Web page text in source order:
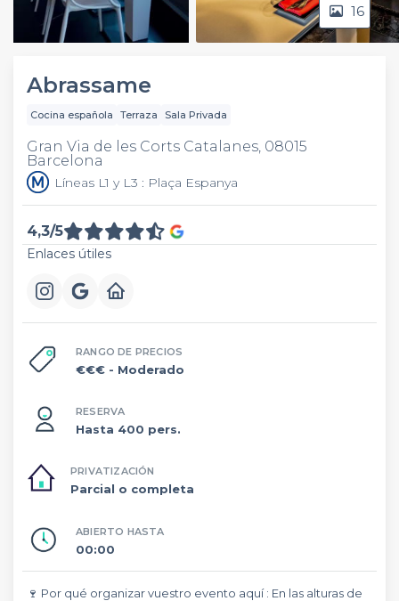
Video
16
Abrassame
Cocina española Terraza Sala Privada
Gran Via de les Corts Catalanes, 08015
Barcelona
Líneas L1 y L3 : Plaça Espanya
4,3/5
Enlaces útiles
RANGO DE PRECIOS
€€€ - Moderado
RESERVA
Hasta 400 pers.
PRIVATIZACIÓN
Parcial o completa
ABIERTO HASTA
00:00
🍷 Por qué organizar vuestro evento aquí : En las alturas de